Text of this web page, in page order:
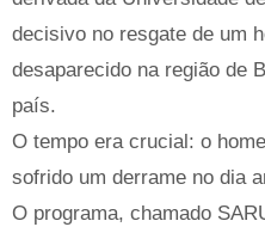
decisivo no resgate de um
desaparecido na região de
país.
O tempo era crucial: o
sofrido um derrame no dia
O programa, chamado